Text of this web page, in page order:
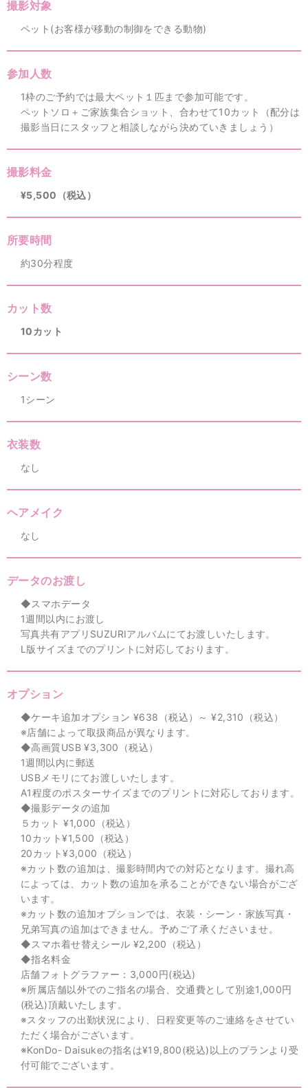
撮影対象
ペット(お客様が移動の制御をできる動物)
参加人数
1枠のご予約では最大ペット１匹まで参加可能です。
ペットソロ＋ご家族集合ショット、合わせて10カット（配分は
撮影当日にスタッフと相談しながら決めていきましょう）
撮影料金
¥5,500（税込）
所要時間
約30分程度
カット数
10カット
シーン数
1シーン
衣装数
なし
ヘアメイク
なし
データのお渡し
◆スマホデータ
1週間以内にお渡し
写真共有アプリSUZURIアルバムにてお渡しいたします。
L版サイズまでのプリントに対応しております。
オプション
◆ケーキ追加オプション ¥638（税込）～ ¥2,310（税込）
※店舗によって取扱商品が異なります。
◆高画質USB ¥3,300（税込）
1週間以内に郵送
USBメモリにてお渡しいたします。
A1程度のポスターサイズまでのプリントに対応しております。
◆撮影データの追加
５カット ¥1,000（税込）
10カット¥1,500（税込）
20カット¥3,000（税込）
※カット数の追加は、撮影時間内での対応となります。撮れ高
によっては、カット数の追加を承ることができない場合がござ
います。
※カット数の追加オプションでは、衣装・シーン・家族写真・
兄弟写真の追加はできません。予めご了承くださいませ。
◆スマホ着せ替えシール ¥2,200（税込）
◆指名料金
店舗フォトグラファー：3,000円(税込)
※所属店舗以外でのご指名の場合、交通費として別途1,000円
(税込)頂戴いたします。
※スタッフの出勤状況により、日程変更等のご連絡をさせてい
ただく場合がございます。
※KonDo- Daisukeの指名は¥19,800(税込)以上のプランより受
付可能でございます。